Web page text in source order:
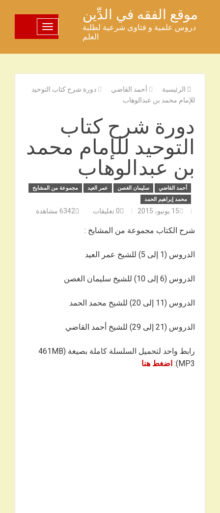
المحتوى
موقع الفقه في الدِّين
دروس علمية و فتاوى شرعية لطلبة
العلم
تبديل اللوحة
الرئيسية أحمد القاضي
دورة شرح كتاب التوحيد
للإمام محمد بن عبدالوهاب
دورة شرح كتاب
التوحيد للإمام محمد
بن عبدالوهاب
أحمد القاضي سليمان الغصن عمر العيد
مجموعة من المشايخ
محمد إبراهيم الحمد
15 يونيو، 2015 0تعليقات 6342 مشاهدة
شرح الكتاب مجموعة من المشايخ :
الدروس (1 إلى 5) للشيخ عمر العيد
الدروس (6 إلى 10) للشيخ سليمان الغصن
الدروس (11 إلى 20) للشيخ محمد الحمد
الدروس (21 إلى 29) للشيخ أحمد القاضي
رابط واحد لتحميل السلسلة كاملة بصيغة 461MB)
MP3):
اضغط هنا